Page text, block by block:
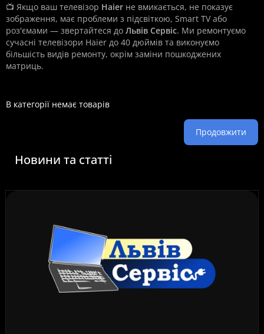
📺 Якщо ваш телевізор Haier не вмикається, не показує
зображення, має проблеми з підсвіткою, Smart TV або
роз'ємами — звертайтеся до Львів Сервіс. Ми ремонтуємо
сучасні телевізори Haier до 40 дюймів та виконуємо
більшість видів ремонту, окрім заміни пошкоджених
матриць.
В категорії немає товарів
Продовжити
Новини та статті